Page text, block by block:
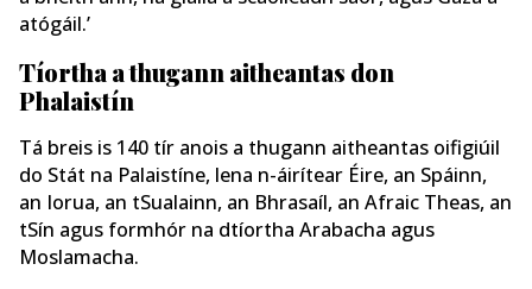
atógáil.’
Tíortha a thugann aitheantas don
Phalaistín
Tá breis is 140 tír anois a thugann aitheantas oifigiúil
do Stát na Palaistíne, lena n-áirítear Éire, an Spáinn,
an Iorua, an tSualainn, an Bhrasaíl, an Afraic Theas, an
tSín agus formhór na dtíortha Arabacha agus
Moslamacha.